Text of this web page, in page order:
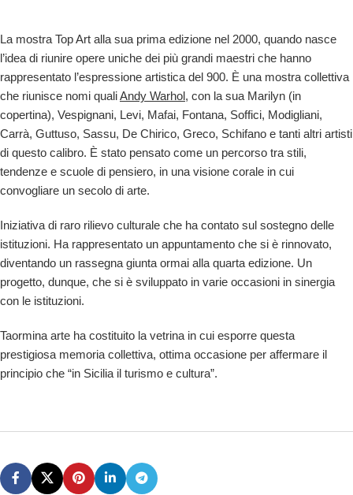
La mostra Top Art alla sua prima edizione nel 2000, quando nasce
l’idea di riunire opere uniche dei più grandi maestri che hanno
rappresentato l’espressione artistica del 900. È una mostra collettiva
che riunisce nomi qualiAndy Warhol, con la sua Marilyn (in
copertina), Vespignani, Levi, Mafai, Fontana, Soffici, Modigliani,
Carrà, Guttuso, Sassu, De Chirico, Greco, Schifano e tanti altri artisti
di questo calibro. È stato pensato come un percorso tra stili,
tendenze e scuole di pensiero, in una visione corale in cui
convogliare un secolo di arte.
Iniziativa di raro rilievo culturale che ha contato sul sostegno delle
istituzioni. Ha rappresentato un appuntamento che si è rinnovato,
diventando un rassegna giunta ormai alla quarta edizione. Un
progetto, dunque, che si è sviluppato in varie occasioni in sinergia
con le istituzioni.
Taormina arte ha costituito la vetrina in cui esporre questa
prestigiosa memoria collettiva, ottima occasione per affermare il
principio che “in Sicilia il turismo e cultura”.